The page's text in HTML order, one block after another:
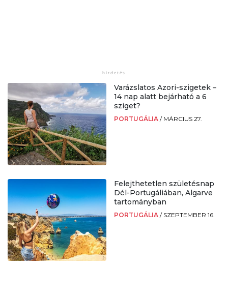
Varázslatos Azori-szigetek –
14 nap alatt bejárható a 6
sziget?
PORTUGÁLIA / MÁRCIUS 27.
Felejthetetlen születésnap
Dél-Portugáliában, Algarve
tartományban
PORTUGÁLIA / SZEPTEMBER 16.